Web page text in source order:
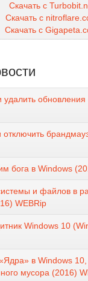
Скачать с
Скачать с
Скачать с
удалить
отключить
бога в Windows
и файлов в
WEBRip
Windows 10
в Windows
мусора (2016)